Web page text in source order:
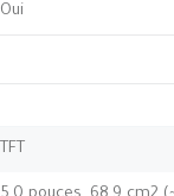
Oui
TFT